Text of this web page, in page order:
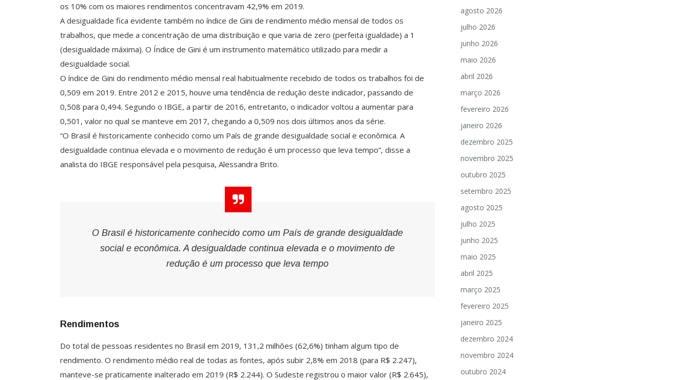
os 10% com os maiores rendimentos concentravam 42,9% em 2019.
A desigualdade fica evidente também no índice de Gini de rendimento médio mensal de todos os
trabalhos, que mede a concentração de uma distribuição e que varia de zero (perfeita igualdade) a 1
(desigualdade máxima). O Índice de Gini é um instrumento matemático utilizado para medir a
desigualdade social.
O índice de Gini do rendimento médio mensal real habitualmente recebido de todos os trabalhos foi de
0,509 em 2019. Entre 2012 e 2015, houve uma tendência de redução deste indicador, passando de
0,508 para 0,494. Segundo o IBGE, a partir de 2016, entretanto, o indicador voltou a aumentar para
0,501, valor no qual se manteve em 2017, chegando a 0,509 nos dois últimos anos da série.
“O Brasil é historicamente conhecido como um País de grande desigualdade social e econômica. A
desigualdade continua elevada e o movimento de redução é um processo que leva tempo”, disse a
analista do IBGE responsável pela pesquisa, Alessandra Brito.
O Brasil é historicamente conhecido como um País de grande desigualdade
social e econômica. A desigualdade continua elevada e o movimento de
redução é um processo que leva tempo
Rendimentos
Do total de pessoas residentes no Brasil em 2019, 131,2 milhões (62,6%) tinham algum tipo de
rendimento. O rendimento médio real de todas as fontes, após subir 2,8% em 2018 (para R$ 2.247),
manteve-se praticamente inalterado em 2019 (R$ 2.244). O Sudeste registrou o maior valor (R$ 2.645),
agosto 2026
julho 2026
junho 2026
maio 2026
abril 2026
março 2026
fevereiro 2026
janeiro 2026
dezembro 2025
novembro 2025
outubro 2025
setembro 2025
agosto 2025
julho 2025
junho 2025
maio 2025
abril 2025
março 2025
fevereiro 2025
janeiro 2025
dezembro 2024
novembro 2024
outubro 2024